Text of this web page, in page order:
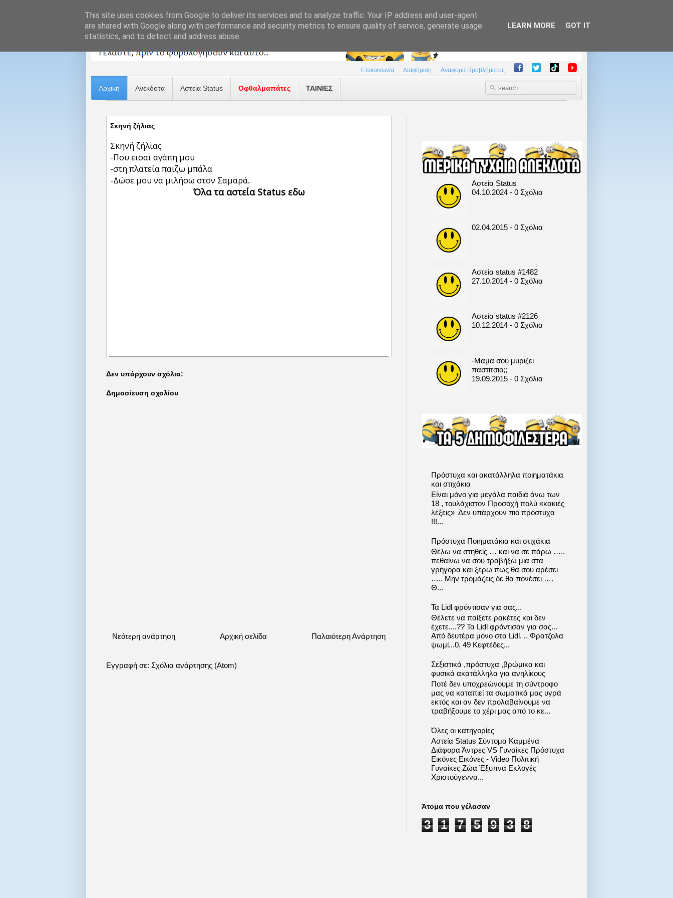
Επικοινωνία Διαφήμιση Αναφορά Προβλήματος
Αρχική Ανέκδοτα Αστεία Status Οφθαλμαπάτες ΤΑΙΝΙΕΣ
Σκηνή ζήλιας
Σκηνή ζήλιας
-Που εισαι αγάπη μου
-στη πλατεία παιζω μπάλα
-Δώσε μου να μιλήσω στον Σαμαρά..
Όλα τα αστεία Status εδω
Δεν υπάρχουν σχόλια:
Δημοσίευση σχολίου
Νεότερη ανάρτηση Παλαιότερη Ανάρτηση
Αρχική σελίδα
Εγγραφή σε: Σχόλια ανάρτησης (Atom)
Αστεία Status
04.10.2024 - 0 Σχόλια
02.04.2015 - 0 Σχόλια
Αστεία status #1482
27.10.2014 - 0 Σχόλια
Αστεία status #2126
10.12.2014 - 0 Σχόλια
-Μαμα σου μυριζει
παστιτσιο;;
19.09.2015 - 0 Σχόλια
Πρόστυχα και ακατάλληλα ποιηματάκια
και στιχάκια
Είναι μόνο για μεγάλα παιδιά άνω των
18 , τουλάχιστον Προσοχή πολύ «κακιές
λέξεις» Δεν υπάρχουν πιο πρόστυχα
!!!...
Πρόστυχα Ποιηματάκια και στιχάκια
Θέλω να στηθείς … και να σε πάρω …..
πεθαίνω να σου τραβήξω μια στα
γρήγορα και ξέρω πως θα σου αρέσει
….. Μην τρομάζεις δε θα πονέσει ….
Θ...
Τα Lidl φρόντισαν για σας...
Θέλετε να παίξετε ρακέτες και δεν
έχετε....?? Τα Lidl φρόντισαν για σας...
Από δευτέρα μόνο στα Lidl. .. Φρατζολα
ψωμί...0, 49 Κεφτέδες...
Σεξιστικά ,πρόστυχα ,βρώμικα και
φυσικά ακατάλληλα για ανηλίκους
Ποτέ δεν υποχρεώνουμε τη σύντροφο
μας να καταπιεί τα σωματικά μας υγρά
εκτός και αν δεν προλαβαίνουμε να
τραβήξουμε το χέρι μας από το κε...
Όλες οι κατηγορίες
Αστεία Status Σύντομα Καμμένα
Διάφορα Άντρες VS Γυναίκες Πρόστυχα
Εικόνες Εικόνες - Video Πολιτική
Γυναίκες Ζώα Έξυπνα Εκλογές
Χριστούγεννα...
Άτομα που γέλασαν
3 1 7 5 9 3 8
This site uses cookies from Google to deliver its services and to analyze traffic. Your IP address and user-agent
are shared with Google along with performance and security metrics to ensure quality of service, generate usage
statistics, and to detect and address abuse.
LEARN MORE GOT IT